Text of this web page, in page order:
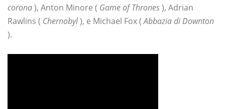
corona), Anton Minore ( Game of Thrones), Adrian
Rawlins ( Chernobyl), e Michael Fox (Abbazia di Downton
).